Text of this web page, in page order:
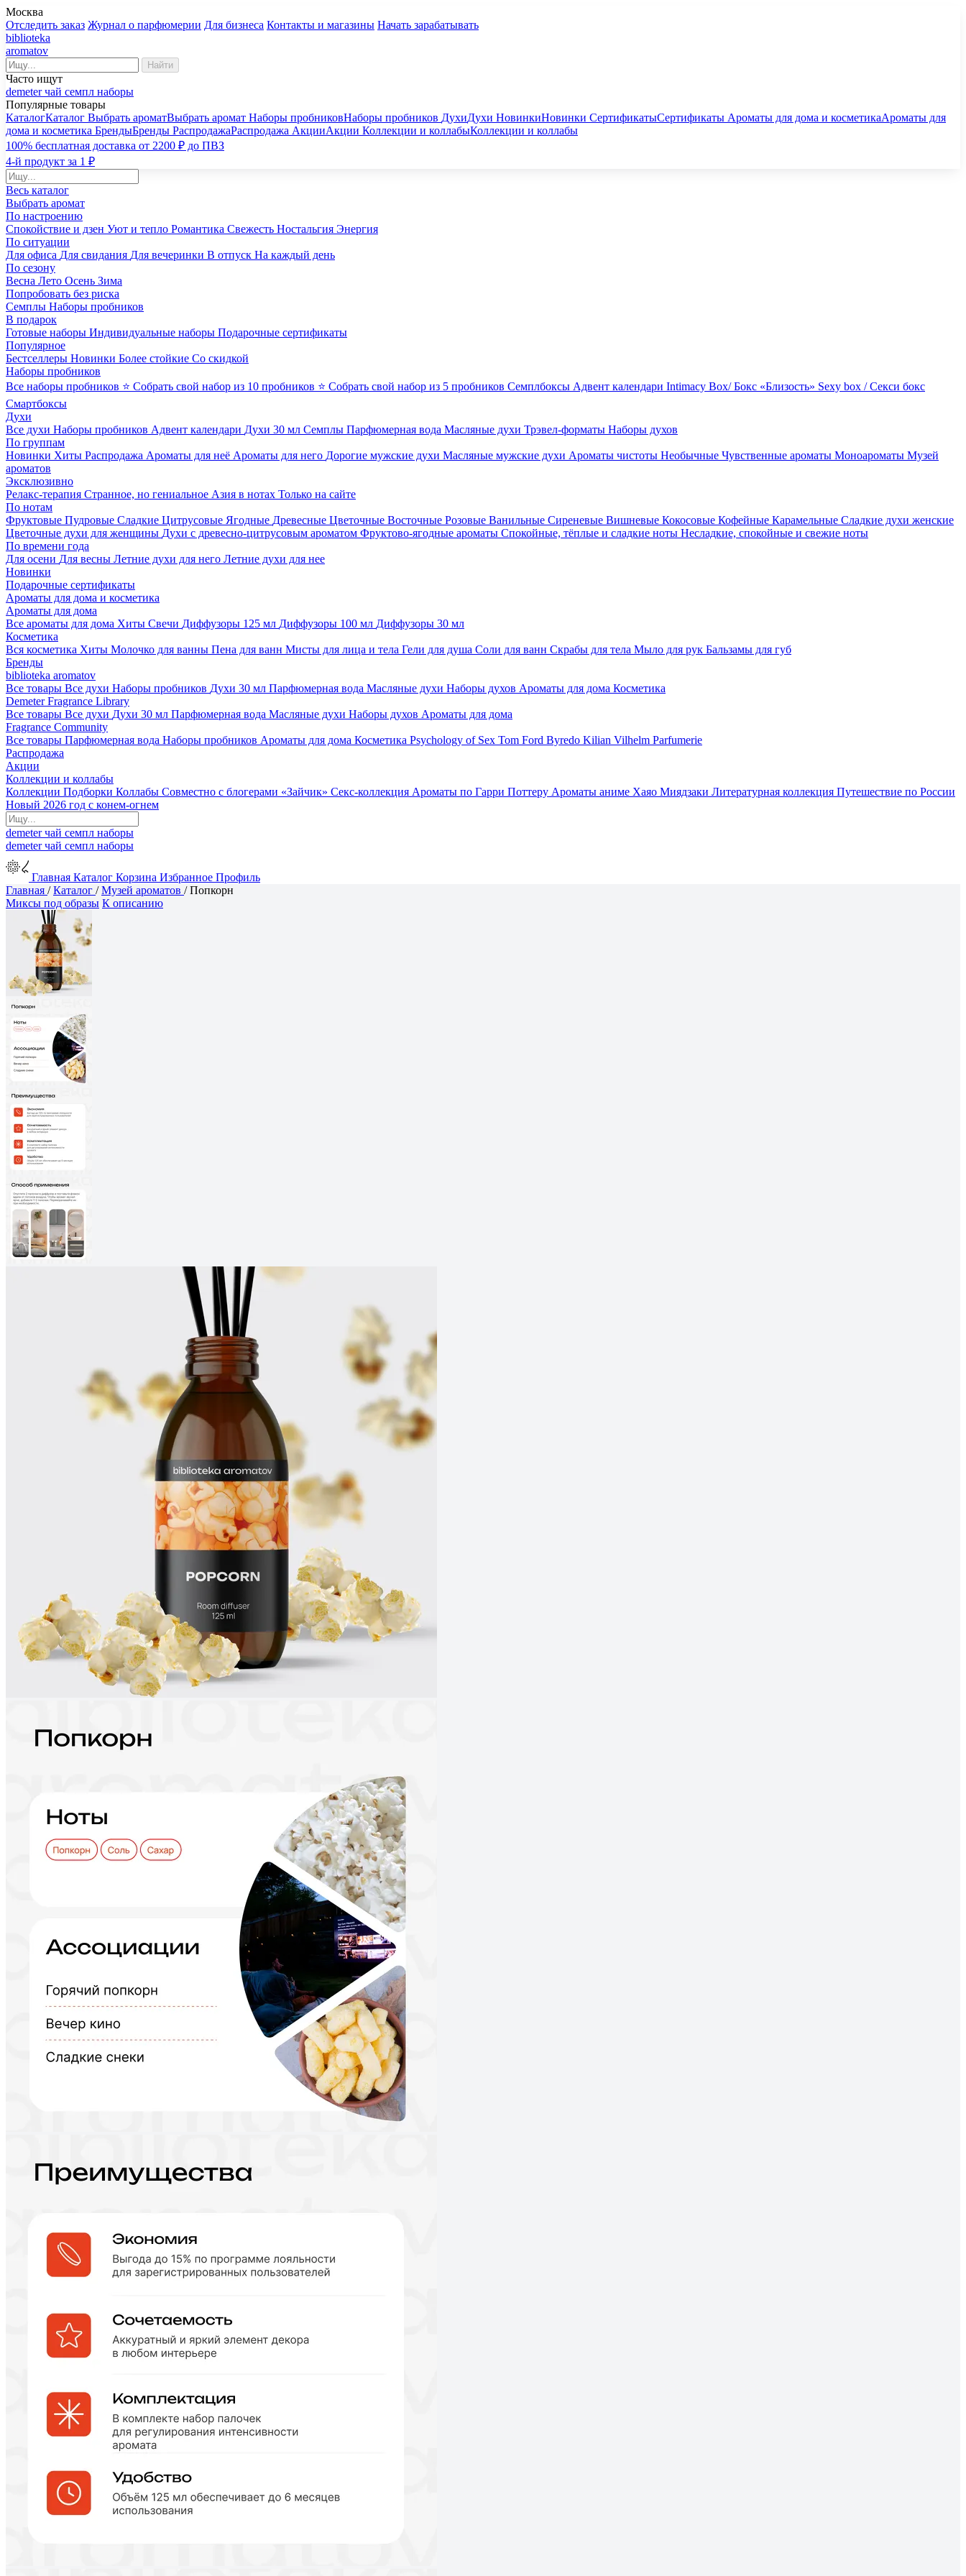
Москва
Отследить заказ Журнал о парфюмерии Для бизнеса Контакты и магазины Начать зарабатывать
biblioteka
aromatov
Найти
Часто ищут
demeterчай семпл наборы
Популярные товары
КаталогКаталог Выбрать ароматВыбрать аромат Наборы пробниковНаборы пробников ДухиДухи НовинкиНовинки СертификатыСертификаты Ароматы для дома и косметикаАроматы для
дома и косметика БрендыБренды РаспродажаРаспродажа АкцииАкции Коллекции и коллабыКоллекции и коллабы
100% бесплатная доставка от 2200 ₽ до ПВЗ
4-й продукт за 1 ₽
Весь каталог
Выбрать аромат
По настроению
Спокойствие и дзен Уют и тепло Романтика Свежесть Ностальгия Энергия
По ситуации
Для офиса Для свидания Для вечеринки В отпуск На каждый день
По сезону
Весна Лето Осень Зима
Попробовать без риска
Семплы Наборы пробников
В подарок
Готовые наборы Индивидуальные наборы Подарочные сертификаты
Популярное
Бестселлеры Новинки Более стойкие Со скидкой
Наборы пробников
Все наборы пробников ⭐ Собрать свой набор из 10 пробников ⭐ Собрать свой набор из 5 пробников Семплбоксы Адвент календари Intimacy Box/ Бокс «Близость» Sexy box / Секси бокс
Смартбоксы
Духи
Все духи Наборы пробников Адвент календари Духи 30 мл Семплы Парфюмерная вода Масляные духи Трэвел-форматы Наборы духов
По группам
Новинки Хиты Распродажа Ароматы для неё Ароматы для него Дорогие мужские духи Масляные мужские духи Ароматы чистоты Необычные Чувственные ароматы Моноароматы Музей
ароматов
Эксклюзивно
Релакс-терапия Странное, но гениальное Азия в нотах Только на сайте
По нотам
Фруктовые Пудровые Сладкие Цитрусовые Ягодные Древесные Цветочные Восточные Розовые Ванильные Сиреневые Вишневые Кокосовые Кофейные Карамельные Сладкие духи женские
Цветочные духи для женщины Духи с древесно-цитрусовым ароматом Фруктово-ягодные ароматы Спокойные, тёплые и сладкие ноты Несладкие, спокойные и свежие ноты
По времени года
Для осени Для весны Летние духи для него Летние духи для нее
Новинки
Подарочные сертификаты
Ароматы для дома и косметика
Ароматы для дома
Все ароматы для дома Хиты Свечи Диффузоры 125 мл Диффузоры 100 мл Диффузоры 30 мл
Косметика
Вся косметика Хиты Молочко для ванны Пена для ванн Мисты для лица и тела Гели для душа Соли для ванн Скрабы для тела Мыло для рук Бальзамы для губ
Бренды
biblioteka aromatov
Все товары Все духи Наборы пробников Духи 30 мл Парфюмерная вода Масляные духи Наборы духов Ароматы для дома Косметика
Demeter Fragrance Library
Все товары Все духи Духи 30 мл Парфюмерная вода Масляные духи Наборы духов Ароматы для дома
Fragrance Community
Все товары Парфюмерная вода Наборы пробников Ароматы для дома Косметика Psychology of Sex Tom Ford Byredo Kilian Vilhelm Parfumerie
Распродажа
Акции
Коллекции и коллабы
Коллекции Подборки Коллабы Совместно с блогерами «Зайчик» Секс-коллекция Ароматы по Гарри Поттеру Ароматы аниме Хаяо Миядзаки Литературная коллекция Путешествие по России
Новый 2026 год с конем-огнем
demeterчай семпл наборы
demeterчай семпл наборы
Главная Каталог Корзина Избранное Профиль
Главная /Каталог /Музей ароматов /Попкорн
Миксы под образы К описанию